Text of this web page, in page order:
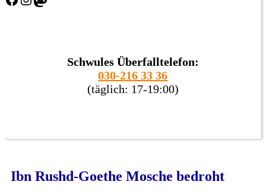
Schwules Überfalltelefon:
030-216 33 36
(täglich: 17-19:00)
Ibn Rushd-Goethe Mosche bedroht